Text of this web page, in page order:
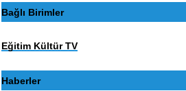
Bağlı Birimler
Eğitim Kültür TV
Haberler